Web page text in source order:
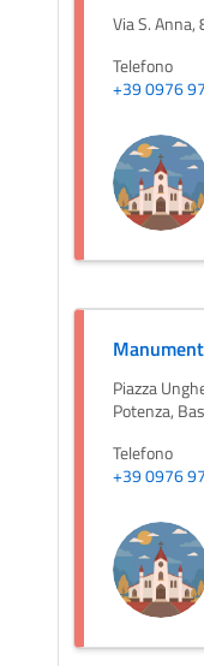
Via S.
Telefono
+39 0976
Piazza
Potenza,
Telefono
+39 0976